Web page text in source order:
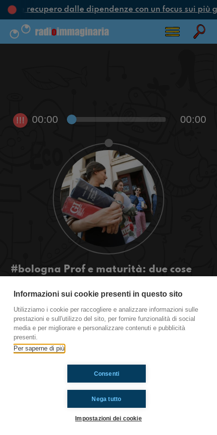
e recupero dalle dipendenze con un focus sui più
!!! 00:00 00:00
#bologna Prof e maturità: due cose
#OkkinSu www.radioimmaginaria.it
Ti è piaciuto? Condividilo!
Informazioni sui cookie presenti in questo sito
Utilizziamo i cookie per raccogliere e analizzare informazioni sulle
prestazioni e sull'utilizzo del sito, per fornire funzionalità di social
media e per migliorare e personalizzare contenuti e pubblicità
presenti.
Per saperne di più
Nega tutto
Consenti
Impostazioni dei cookie